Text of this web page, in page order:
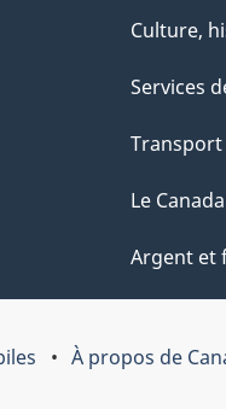
Culture,
Services
Le
Argent et
À propos de